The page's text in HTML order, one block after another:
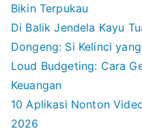
Bikin Terpukau
Di Balik Jendela Kayu
Dongeng: Si Kelinci
Loud Budgeting: Cara
Keuangan
10 Aplikasi Nonton
2026